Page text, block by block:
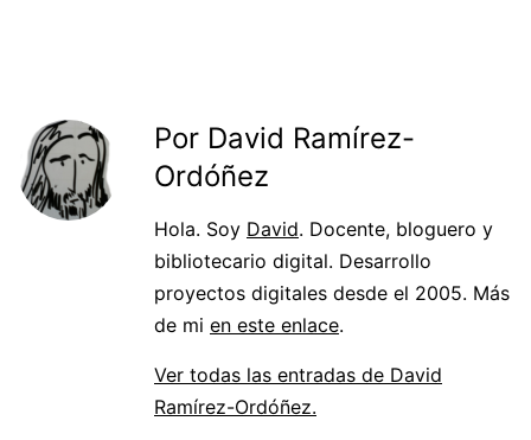
Por David Ramírez-
Ordóñez
Hola. Soy David. Docente, bloguero y
bibliotecario digital. Desarrollo
proyectos digitales desde el 2005. Más
de mi en este enlace.
Ver todas las entradas de David
Ramírez-Ordóñez.